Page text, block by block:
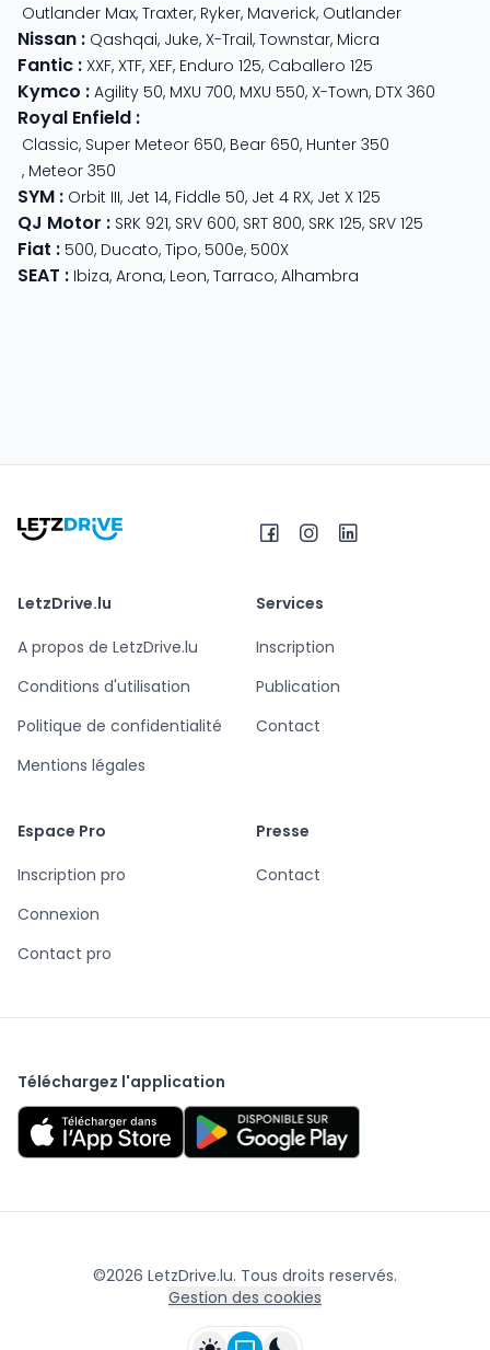
Outlander Max, Traxter, Ryker, Maverick, Outlander
Nissan : Qashqai, Juke, X-Trail, Townstar, Micra
Fantic : XXF, XTF, XEF, Enduro 125, Caballero 125
Kymco : Agility 50, MXU 700, MXU 550, X-Town, DTX 360
Royal Enfield :
Classic, Super Meteor 650, Bear 650, Hunter 350
, Meteor 350
SYM : Orbit III, Jet 14, Fiddle 50, Jet 4 RX, Jet X 125
QJ Motor : SRK 921, SRV 600, SRT 800, SRK 125, SRV 125
Fiat : 500, Ducato, Tipo, 500e, 500X
SEAT : Ibiza, Arona, Leon, Tarraco, Alhambra
LetzDrive.lu
A propos de LetzDrive.lu
Conditions d'utilisation
Politique de confidentialité
Mentions légales
Services
Inscription
Publication
Contact
Espace Pro
Inscription pro
Connexion
Contact pro
Presse
Contact
Téléchargez l'application
©2026 LetzDrive.lu. Tous droits reservés.
Gestion des cookies